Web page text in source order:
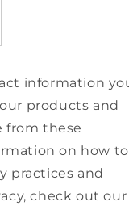
information
products and
from these
on how to
practices and
check out our